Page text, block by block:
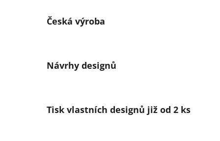
Česká výroba
Návrhy designů
Tisk vlastních designů již od 2 ks